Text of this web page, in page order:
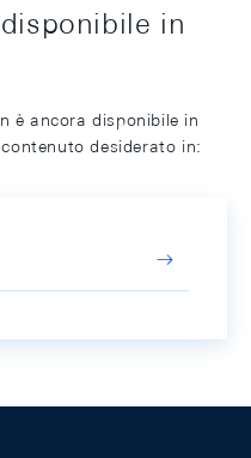
in
è ancora disponibile in
desiderato in: